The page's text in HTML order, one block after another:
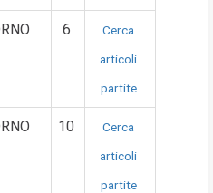
6
Cerca
articoli
partite
10
Cerca
articoli
partite